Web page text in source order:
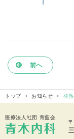
前へ
トップ お知らせ 発
医療法人社団 青藍会